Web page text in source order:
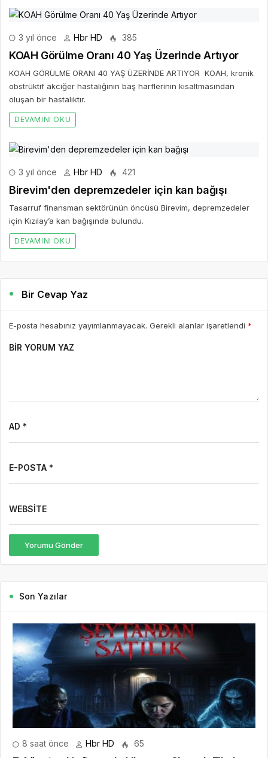
3 yıl önce Hbr HD 385
KOAH Görülme Oranı 40 Yaş Üzerinde Artıyor
KOAH GÖRÜLME ORANI 40 YAŞ ÜZERİNDE ARTIYOR KOAH, kronik
obstrüktif akciğer hastalığının baş harflerinin kısaltmasından
oluşan bir hastalıktır.
DEVAMINI OKU
3 yıl önce Hbr HD 421
Birevim'den depremzedeler için kan bağışı
Tasarruf finansman sektörünün öncüsü Birevim, depremzedeler
için Kızılay’a kan bağışında bulundu.
DEVAMINI OKU
Bir Cevap Yaz
E-posta hesabınız yayımlanmayacak. Gerekli alanlar işaretlendi *
BIR YORUM YAZ
AD *
E-POSTA *
WEBSITE
Yorumu Gönder
Son Yazılar
8 saat önce Hbr HD 65